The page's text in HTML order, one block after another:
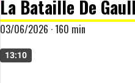
La Bataille De
03/06/2026 · 160 min
13:10